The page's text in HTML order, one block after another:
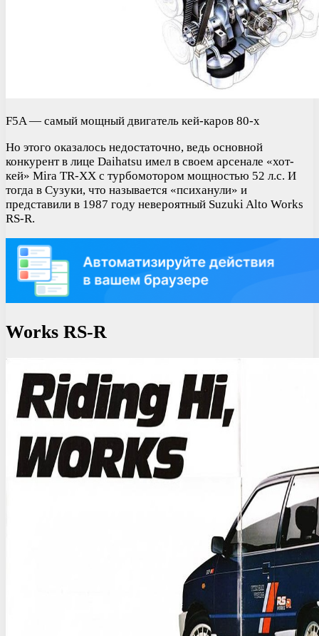
F5A — самый мощный двигатель кей-каров 80-х
Но этого оказалось недостаточно, ведь основной
конкурент в лице Daihatsu имел в своем арсенале «хот-
кей» Mira TR-XX с турбомотором мощностью 52 л.с. И
тогда в Сузуки, что называется «психанули» и
представили в 1987 году невероятный Suzuki Alto Works
RS-R.
Works RS-R